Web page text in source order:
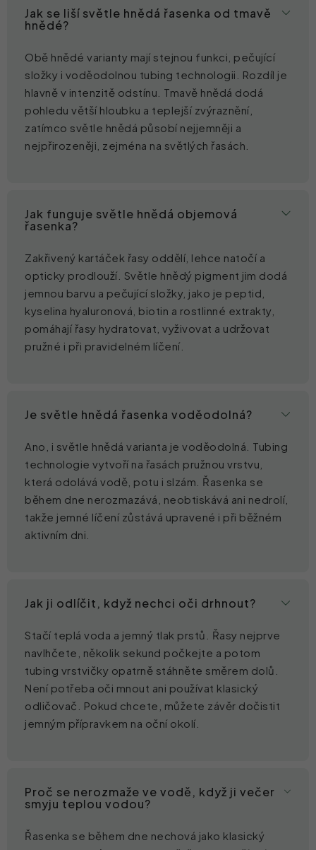
Jak se liší světle hnědá řasenka od tmavě
hnědé?
Obě hnědé varianty mají stejnou funkci, pečující
složky i voděodolnou tubing technologii. Rozdíl je
hlavně v intenzitě odstínu. Tmavě hnědá dodá
pohledu větší hloubku a teplejší zvýraznění,
zatímco světle hnědá působí nejjemněji a
nejpřirozeněji, zejména na světlých řasách.
Jak funguje světle hnědá objemová
řasenka?
Zakřivený kartáček řasy oddělí, lehce natočí a
opticky prodlouží. Světle hnědý pigment jim dodá
jemnou barvu a pečující složky, jako je peptid,
kyselina hyaluronová, biotin a rostlinné extrakty,
pomáhají řasy hydratovat, vyživovat a udržovat
pružné i při pravidelném líčení.
Je světle hnědá řasenka voděodolná?
Ano, i světle hnědá varianta je voděodolná. Tubing
technologie vytvoří na řasách pružnou vrstvu,
která odolává vodě, potu i slzám. Řasenka se
během dne nerozmazává, neobtiskává ani nedrolí,
takže jemné líčení zůstává upravené i při běžném
aktivním dni.
Jak ji odlíčit, když nechci oči drhnout?
Stačí teplá voda a jemný tlak prstů. Řasy nejprve
navlhčete, několik sekund počkejte a potom
tubing vrstvičky opatrně stáhněte směrem dolů.
Není potřeba oči mnout ani používat klasický
odličovač. Pokud chcete, můžete závěr dočistit
jemným přípravkem na oční okolí.
Proč se nerozmaže ve vodě, když ji večer
smyju teplou vodou?
Řasenka se během dne nechová jako klasický